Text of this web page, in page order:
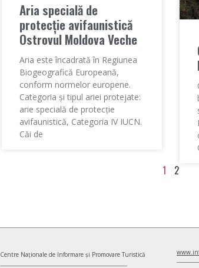
Aria specială de
protecţie avifaunistică
Ostrovul Moldova Veche
Aria este încadrată în Regiunea
Biogeografică Europeană,
conform normelor europene.
Categoria şi tipul ariei protejate:
arie specială de protecţie
avifaunistică, Categoria IV IUCN.
Căi de
1 2
Centre Naționale de Informare și Promovare Turistică